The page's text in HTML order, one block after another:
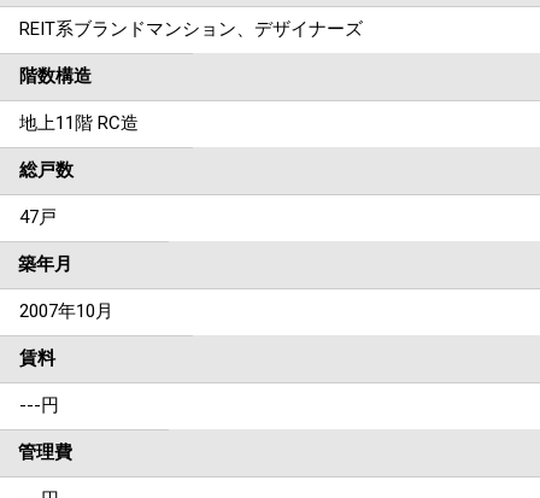
REIT系ブランドマンション、デザイナーズ
階数構造
地上11階 RC造
総戸数
47戸
築年月
2007年10月
賃料
---円
管理費